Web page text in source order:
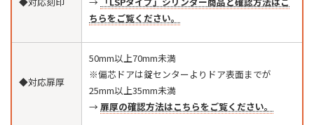
ちらをご覧ください。
◆対応扉厚
50mm以上70mm未満
※偏芯ドアは錠センターよりドア表面までが
25mm以上35mm未満
→ 扉厚の確認方法はこちらをご覧ください。